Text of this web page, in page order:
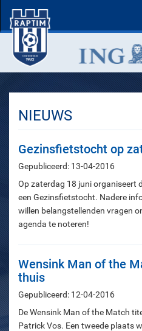
NIEUWS
Gezinsfietstocht op
Gepubliceerd: 13-04-2016
Op zaterdag 18 juni organiseert
een Gezinsfietstocht. Nadere
willen belangstellenden vragen
agenda te noteren!
Wensink Man of the
thuis
Gepubliceerd: 12-04-2016
De Wensink Man of the Match
Patrick Vos. Een tweede plaats